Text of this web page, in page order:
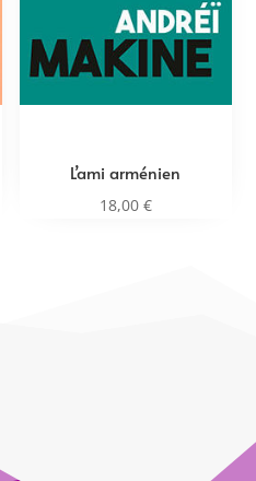
L’ami arménien
18,00 €